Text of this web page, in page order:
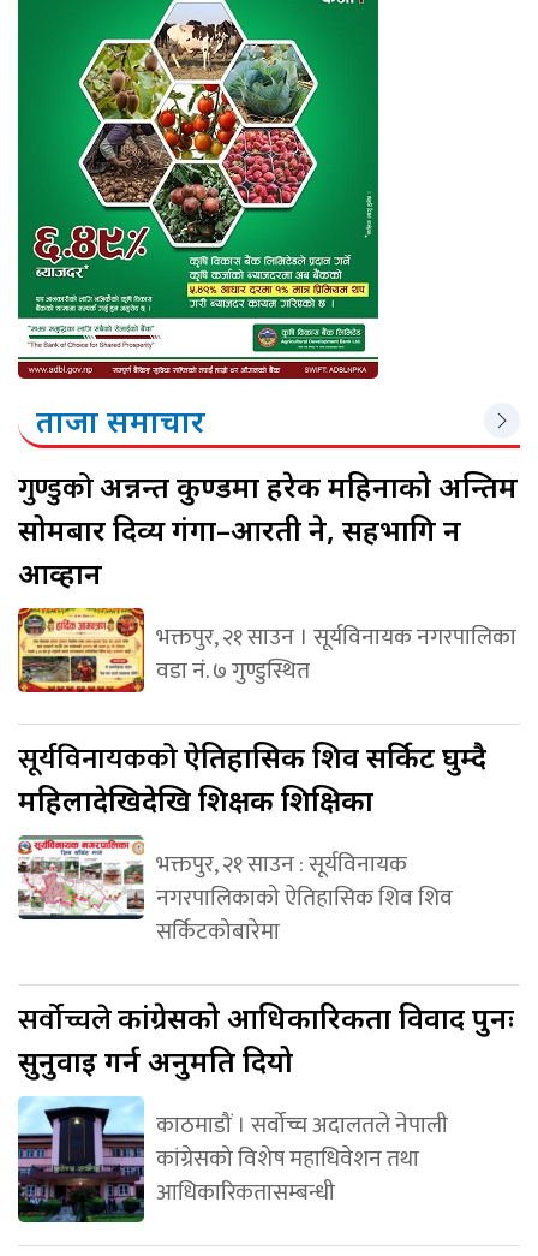
ताजा समाचार
गुण्डुकोअन्नन्त कुण्डमा हरेक महिनाको अन्तिम
सोमबार दिव्य गंगा–आरती हुने, सहभागि हुन
आव्हान
भक्तपुर, २१ साउन । सूर्यविनायक नगरपालिका
वडा नं. ७ गुण्डुस्थित
सूर्यविनायककोऐतिहासिक शिव सर्किट घुम्दै
महिलादेखिदेखि शिक्षक शिक्षिका
भक्तपुर, २१ साउन : सूर्यविनायक
नगरपालिकाको ऐतिहासिक शिव शिव
सर्किटकोबारेमा
सर्वोच्चलेकांग्रेसको आधिकारिकता विवाद पुनः
सुनुवाइ गर्न अनुमति दियो
काठमाडौं । सर्वोच्च अदालतले नेपाली
कांग्रेसको विशेष महाधिवेशन तथा
आधिकारिकतासम्बन्धी